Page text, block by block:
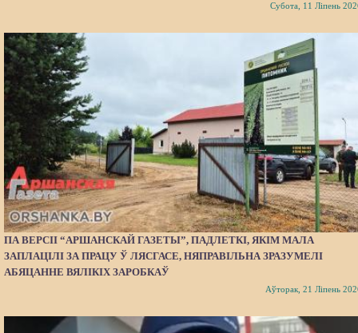
Субота, 11 Ліпень
ПА ВЕРСІІ “АРШАНСКАЙ ГАЗЕТЫ”, ПАДЛЕТКІ, ЯКІМ МАЛА
ЗАПЛАЦІЛІ ЗА ПРАЦУ Ў ЛЯСГАСЕ, НЯПРАВІЛЬНА ЗРАЗУМЕЛІ
АБЯЦАННЕ ВЯЛІКІХ ЗАРОБКАЎ
Аўторак, 21 Ліпень